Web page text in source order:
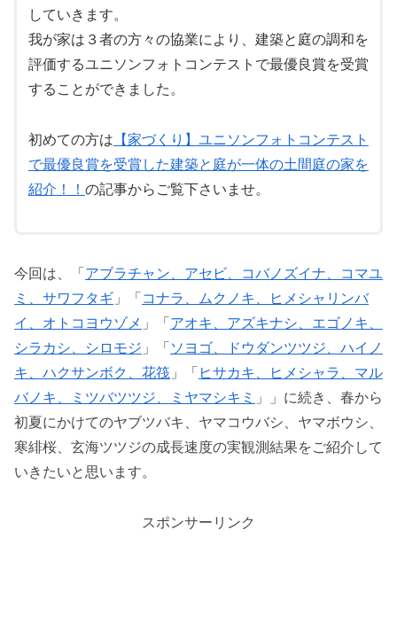
していきます。
我が家は３者の方々の協業により、建築と庭の調和を
評価するユニソンフォトコンテストで最優良賞を受賞
することができました。
初めての方は 【家づくり】ユニソンフォトコンテスト
で最優良賞を受賞した建築と庭が一体の土間庭の家を
紹介！！ の記事からご覧下さいませ。
今回は、「アブラチャン、アセビ、コバノズイナ、コマユ
ミ、サワフタギ 」「コナラ、ムクノキ、ヒメシャリンバ
イ、オトコヨウゾメ 」「アオキ、アズキナシ、エゴノキ、
シラカシ、シロモジ 」「ソヨゴ、ドウダンツツジ、ハイノ
キ、ハクサンボク、花筏 」「 ヒサカキ、ヒメシャラ、マル
バノキ、ミツバツツジ、ミヤマシキミ 」」に続き、春から
初夏にかけてのヤブツバキ、ヤマコウバシ、ヤマボウシ、
寒緋桜、玄海ツツジの成長速度の実観測結果をご紹介して
いきたいと思います。
スポンサーリンク